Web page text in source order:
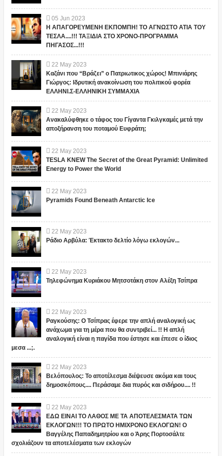
05 Jun 2023
Η ΑΠΑΓΟΡΕΥΜΕΝΗ ΕΚΠΟΜΠΗ! ΤΟ ΑΓΝΩΣΤΟ ΑΤΙΑ ΤΟΥ
ΤΕΣΛΑ....!!! ΤΑΞΙΔΙΑ ΣΤΟ ΧΡΟΝΟ-ΠΡΟΓΡΑΜΜΑ
ΠΗΓΑΣΟΣ...!!!
22 May 2023
Καζάνι που “Βράζει” ο Πατριωτικος χώρος! Μπινιάρης
Γιώργος: Ιδρυτική ανακοίνωση του πολιτικού φορέα
ΕΛΛΗΝΙ.Σ-ΕΛΛΗΝΙΚΗ ΣΥΜΜΑΧΙΑ
22 May 2023
Ανακαλύφθηκε ο τάφος του Γίγαντα Γκιλγκαμές μετά την
αποξήρανση του ποταμού Ευφράτη;
22 May 2023
TESLA KNEW The Secret of the Great Pyramid: Unlimited
Energy to Power the World
22 May 2023
Pyramids Found Beneath Antarctic Ice
22 May 2023
Ράδιο Αρβύλα: Έκτακτο δελτίο λόγω εκλογών...
22 May 2023
Τηλεφώνημα Κυριάκου Μητσοτάκη στον Αλέξη Τσίπρα
22 May 2023
Ραγκούσης: Ο Τσίπρας έφερε την απλή αναλογική ως
ανάχωμα για τη μέρα που θα συντριβεί... !! Η απλή
αναλογική είναι η παγίδα που έστησε και έπεσε ο ίδιος
μεσα ...;.
22 May 2023
Βελόπουλος: Το αποτέλεσμα διέψευσε ακόμα και τους
δημοσκόπους.... Περάσαμε δια πυρός και σιδήρου.... !!
22 May 2023
ΕΔΩ ΕΙΝΑΙ ΤΟ ΛΑΘΟΣ ΜΕ ΤΑ ΑΠΟΤΕΛΕΣΜΑΤΑ ΤΩΝ
ΕΚΛΟΓΩΝ!!! ΤΟ ΠΡΩΤΟ ΗΜΙΧΡΟΝΟ ΕΚΛΟΓΩΝ! Ο
Βαγγέλης Παπαδημητρίου και ο Άρης Πορτοσάλτε
σχολιάζουν τα αποτελέσματα των εκλογών